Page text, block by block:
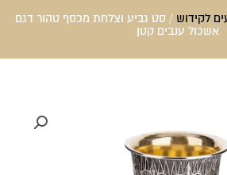
לקידוש/ סט גביע וצלחת מכסף טהור דגם
אשכול ענבים קטן